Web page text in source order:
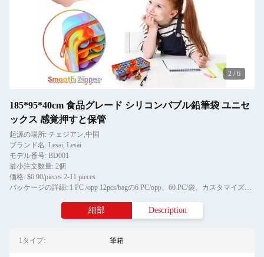
2 / 6
185*95*40cm 食品グレード シリコンバブル鉛筆袋 ユニセ
ックス 感覚押すと保管
起源の場所: チェジアン,中国
ブランド名: Lesai, Lesai
モデル番号: BD001
最小注文数量: 2個
価格: $6.90/pieces 2-11 pieces
パッケージの詳細: 1 PC /opp 12pcs/bagの6 PC/opp、60 PC/袋、カスタマイズされた包装
細部 Description
1タイプ: 筆箱